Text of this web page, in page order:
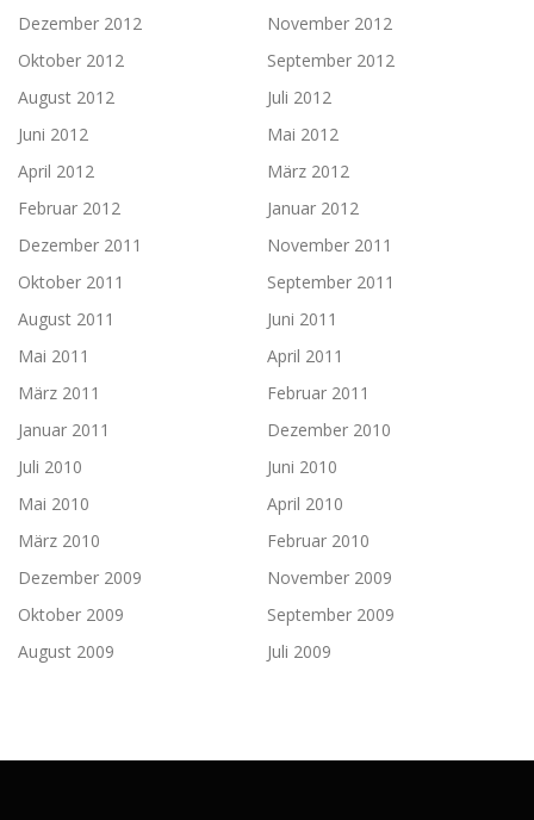
Dezember 2012
November 2012
Oktober 2012
September 2012
August 2012
Juli 2012
Juni 2012
Mai 2012
April 2012
März 2012
Februar 2012
Januar 2012
Dezember 2011
November 2011
Oktober 2011
September 2011
August 2011
Juni 2011
Mai 2011
April 2011
März 2011
Februar 2011
Januar 2011
Dezember 2010
Juli 2010
Juni 2010
Mai 2010
April 2010
März 2010
Februar 2010
Dezember 2009
November 2009
Oktober 2009
September 2009
August 2009
Juli 2009